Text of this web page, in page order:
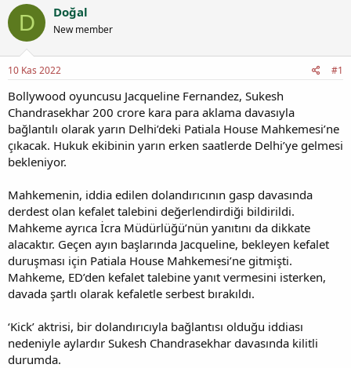
n
y
b
a
ş
a
t
a
n
ş
a
t
a
r
i
h
D Doğal
New member
10 Kas 2022 #1
Bollywood oyuncusu Jacqueline Fernandez, Sukesh
Chandrasekhar 200 crore kara para aklama davasıyla
bağlantılı olarak yarın Delhi’deki Patiala House Mahkemesi’ne
çıkacak. Hukuk ekibinin yarın erken saatlerde Delhi’ye gelmesi
bekleniyor.
Mahkemenin, iddia edilen dolandırıcının gasp davasında
derdest olan kefalet talebini değerlendirdiği bildirildi.
Mahkeme ayrıca İcra Müdürlüğü’nün yanıtını da dikkate
alacaktır. Geçen ayın başlarında Jacqueline, bekleyen kefalet
duruşması için Patiala House Mahkemesi’ne gitmişti.
Mahkeme, ED’den kefalet talebine yanıt vermesini isterken,
davada şartlı olarak kefaletle serbest bırakıldı.
‘Kick’ aktrisi, bir dolandırıcıyla bağlantısı olduğu iddiası
nedeniyle aylardır Sukesh Chandrasekhar davasında kilitli
durumda.